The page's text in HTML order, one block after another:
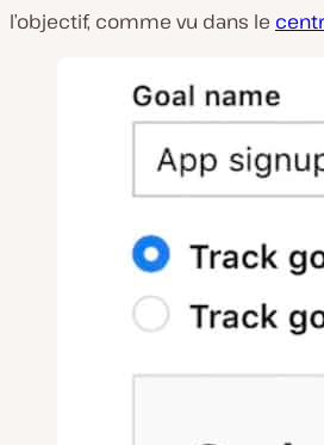
l’objectif, comme vu dans le